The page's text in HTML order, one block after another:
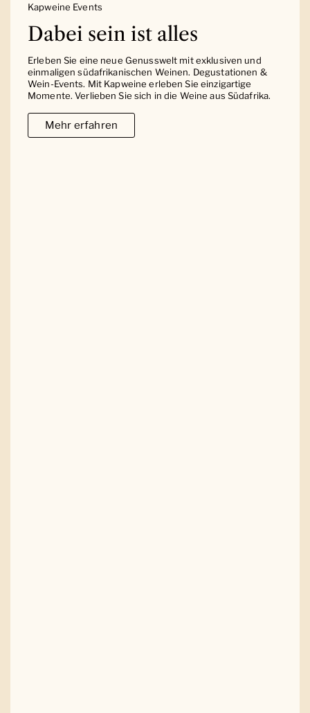
Kapweine Events
Dabei sein ist alles
Erleben Sie eine neue Genusswelt mit exklusiven und
einmaligen südafrikanischen Weinen. Degustationen &
Wein-Events. Mit Kapweine erleben Sie einzigartige
Momente. Verlieben Sie sich in die Weine aus Südafrika.
Mehr erfahren